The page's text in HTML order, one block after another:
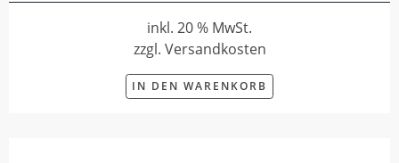
inkl. 20 % MwSt.
zzgl. Versandkosten
IN DEN WARENKORB